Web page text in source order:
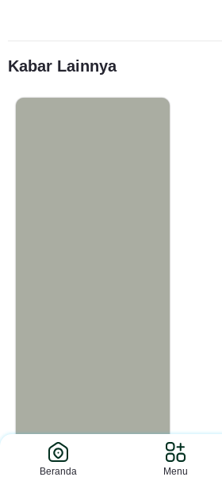
Kabar Lainnya
MBS Ki Bagus Hadikusumo
Beranda Menu